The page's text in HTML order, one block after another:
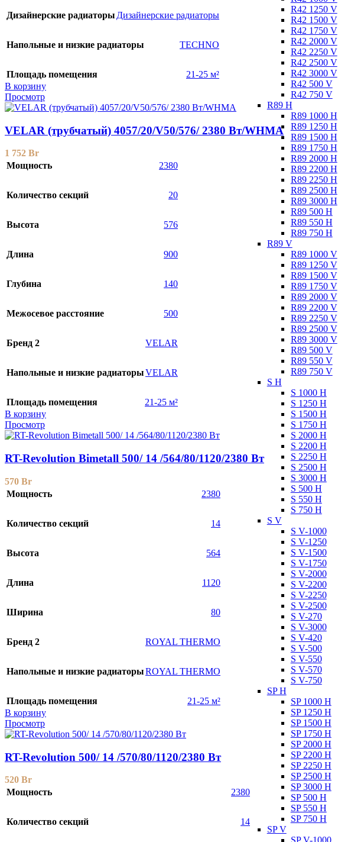
R42 1250 V
R42 1500 V
R42 1750 V
R42 2000 V
R42 2250 V
R42 2500 V
R42 3000 V
R42 500 V
R42 750 V
R89 H
R89 1000 H
R89 1250 H
R89 1500 H
R89 1750 H
R89 2000 H
R89 2200 H
R89 2250 H
R89 2500 H
R89 3000 H
R89 500 H
R89 550 H
R89 750 H
R89 V
R89 1000 V
R89 1250 V
R89 1500 V
R89 1750 V
R89 2000 V
R89 2200 V
R89 2250 V
R89 2500 V
R89 3000 V
R89 500 V
R89 550 V
R89 750 V
S H
S 1000 H
S 1250 H
S 1500 H
S 1750 H
S 2000 H
S 2200 H
S 2250 H
S 2500 H
S 3000 H
S 500 H
S 550 H
S 750 H
S V
S V-1000
S V-1250
S V-1500
S V-1750
S V-2000
S V-2200
S V-2250
S V-2500
S V-270
S V-3000
S V-420
S V-500
S V-550
S V-570
S V-750
SP H
SP 1000 H
SP 1250 H
SP 1500 H
SP 1750 H
SP 2000 H
SP 2200 H
SP 2250 H
SP 2500 H
SP 3000 H
SP 500 H
SP 550 H
SP 750 H
SP V
SP V-1000
Дизайнерские радиаторы Дизайнерские радиаторы
Напольные и низкие радиаторы TECHNO
Площадь помещения
21-25 м²
В корзину
Просмотр
VELAR (трубчатый) 4057/20/V50/576/ 2380 Bт/WHMA
1 752 Br
Мощность
2380
Количество секций 20
Высота 576
Длина 900
Глубина 140
Межосевое расстояние 500
Бренд 2 VELAR
Напольные и низкие радиаторыVELAR
Площадь помещения
21-25 м²
В корзину
Просмотр
RT-Revolution Bimetall 500/ 14 /564/80/1120/2380 Вт
570 Br
Мощность
2380
Количество секций 14
Высота 564
Длина 1120
Ширина 80
Бренд 2 ROYAL THERMO
Напольные и низкие радиаторыROYAL THERMO
Площадь помещения
21-25 м²
В корзину
Просмотр
RT-Revolution 500/ 14 /570/80/1120/2380 Вт
520 Br
Мощность
2380
Количество секций 14